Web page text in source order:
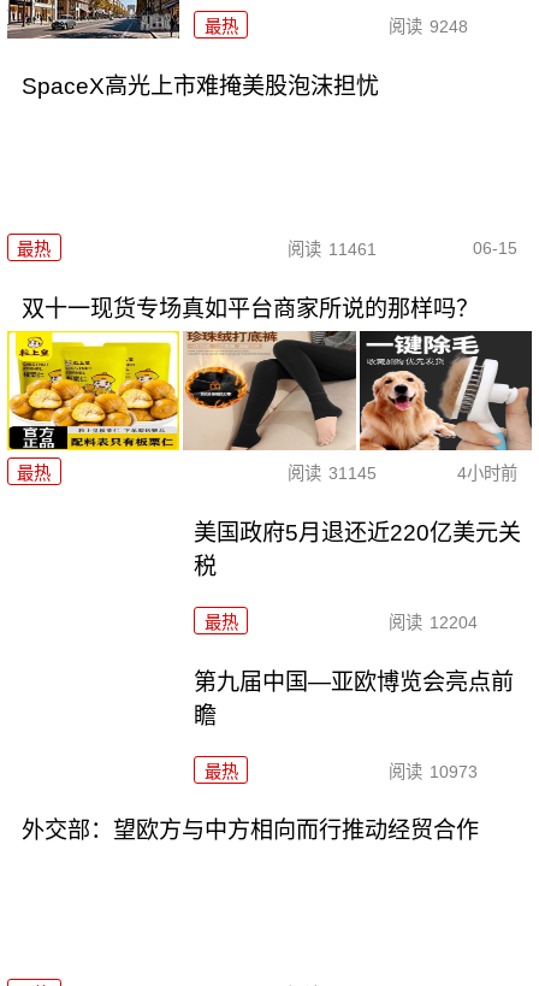
最热 阅读 9248
SpaceX高光上市难掩美股泡沫担忧
最热 阅读 11461 06-15
双十一现货专场真如平台商家所说的那样吗？
最热 阅读 31145 4小时前
美国政府5月退还近220亿美元关
税
最热 阅读 12204
第九届中国—亚欧博览会亮点前
瞻
最热 阅读 10973
外交部：望欧方与中方相向而行推动经贸合作